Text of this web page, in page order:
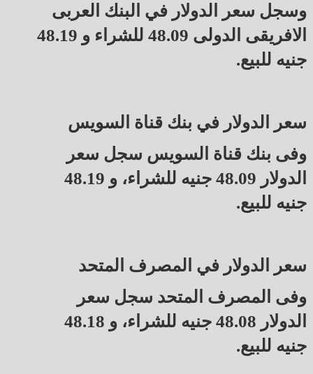
وسجل سعر الدولار في البنك العربى
الافريقى الدولى 48.09 للشراء و 48.19
جنيه للبيع.
سعر الدولار في بنك قناة السويس
وفى بنك قناة السويس سجل سعر
الدولار 48.09 جنيه للشراء، و 48.19
جنيه للبيع.
سعر الدولار في المصرف المتحد
وفى المصرف المتحد سجل سعر
الدولار 48.08 جنيه للشراء، و 48.18
جنيه للبيع.